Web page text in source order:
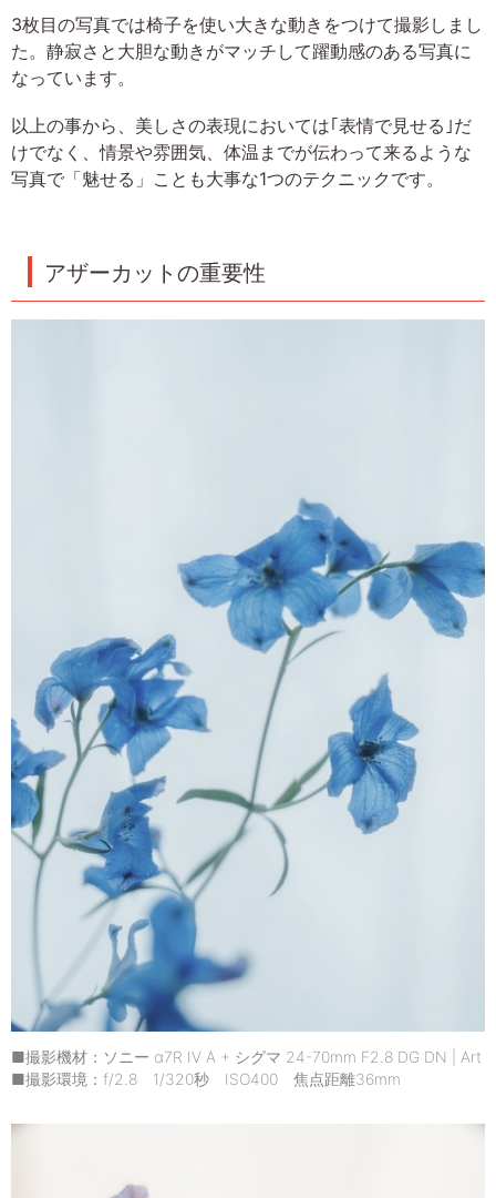
3枚目の写真では椅子を使い大きな動きをつけて撮影しまし
た。静寂さと大胆な動きがマッチして躍動感のある写真に
なっています。
以上の事から、美しさの表現においては｢表情で見せる｣だ
けでなく、情景や雰囲気、体温までが伝わって来るような
写真で「魅せる」ことも大事な1つのテクニックです。
アザーカットの重要性
■撮影機材：ソニー α7R IV A + シグマ 24-70mm F2.8 DG DN | Art
■撮影環境：f/2.8 1/320秒 ISO400 焦点距離36mm